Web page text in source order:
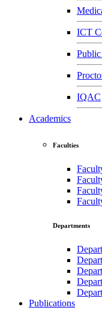
ICT
IQAC
Academics
Faculties
Departments
Publications